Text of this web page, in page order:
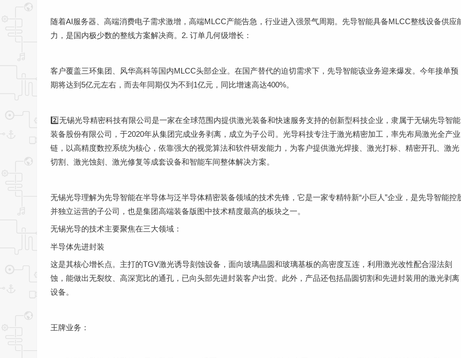
随着AI服务器、高端消费电子需求激增，高端MLCC产能告急，行业进入强景气周期。先导智能具备MLCC整线设备供应
力，是国内极少数的整线方案解决商。2. 订单几何级增长：
客户覆盖三环集团、风华高科等国内MLCC头部企业。在国产替代的迫切需求下，先导智能该业务迎来爆发。今年接单预
期将达到5亿元左右，而去年同期仅为不到1亿元，同比增速高达400%。
2️⃣无锡光导精密科技有限公司是一家在全球范围内提供激光装备和快速服务支持的创新型科技企业，隶属于无锡先导智能
装备股份有限公司，于2020年从集团完成业务剥离，成立为子公司。光导科技专注于激光精密加工，率先布局激光全产业
链，以高精度数控系统为核心，依靠强大的视觉算法和软件研发能力，为客户提供激光焊接、激光打标、精密开孔、激光
切割、激光蚀刻、激光修复等成套设备和智能车间整体解决方案。
无锡光导理解为先导智能在半导体与泛半导体精密装备领域的技术先锋，它是一家专精特新“小巨人”企业，是先导智能控
并独立运营的子公司，也是集团高端装备版图中技术精度最高的板块之一。
无锡光导的技术主要聚焦在三大领域：
半导体先进封装
这是其核心增长点。主打的TGV激光诱导刻蚀设备，面向玻璃晶圆和玻璃基板的高密度互连，利用激光改性配合湿法刻
蚀，能做出无裂纹、高深宽比的通孔，已向头部先进封装客户出货。此外，产品还包括晶圆切割和先进封装用的激光剥离
设备。
王牌业务：